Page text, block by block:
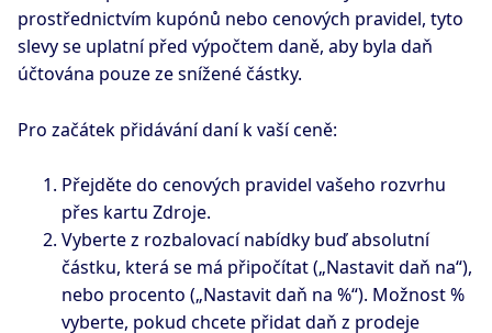
prostřednictvím kupónů nebo cenových pravidel, tyto
slevy se uplatní před výpočtem daně, aby byla daň
účtována pouze ze snížené částky.
Pro začátek přidávání daní k vaší ceně:
Přejděte do cenových pravidel vašeho rozvrhu
přes kartu Zdroje.
Vyberte z rozbalovací nabídky buď absolutní
částku, která se má připočítat („Nastavit daň na“),
nebo procento („Nastavit daň na %“). Možnost %
vyberte, pokud chcete přidat daň z prodeje